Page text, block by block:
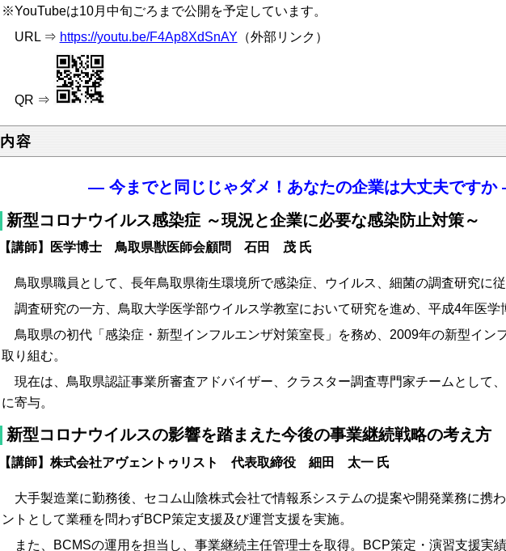
※YouTubeは10月中旬ごろまで公開を予定しています。
URL ⇒ https://youtu.be/F4Ap8XdSnAY （外部リンク）
QR ⇒
内容
― 今までと同じじゃダメ！あなたの企業は大丈夫です
新型コロナウイルス感染症 ～現況と企業に必要な感染防止対策～
【講師】医学博士 鳥取県獣医師会顧問 石田 茂 氏
鳥取県職員として、長年鳥取県衛生環境所で感染症、ウイルス、細菌の調査研究に従
調査研究の一方、鳥取大学医学部ウイルス学教室において研究を進め、平成4年医学
鳥取県の初代「感染症・新型インフルエンザ対策室長」を務め、2009年の新型イン
取り組む。
現在は、鳥取県認証事業所審査アドバイザー、クラスター調査専門家チームとして
に寄与。
新型コロナウイルスの影響を踏まえた今後の事業継続戦略の考え方
【講師】株式会社アヴェントゥリスト 代表取締役 細田 太一 氏
大手製造業に勤務後、セコム山陰株式会社で情報系システムの提案や開発業務に携
ントとして業種を問わずBCP策定支援及び運営支援を実施。
また、BCMSの運用を担当し、事業継続主任管理士を取得。BCP策定・演習支援実績